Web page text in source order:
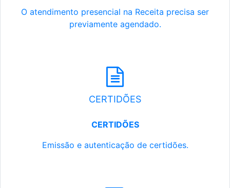
O atendimento presencial na Receita precisa ser
previamente agendado.
CERTIDÕES
CERTIDÕES
Emissão e autenticação de certidões.